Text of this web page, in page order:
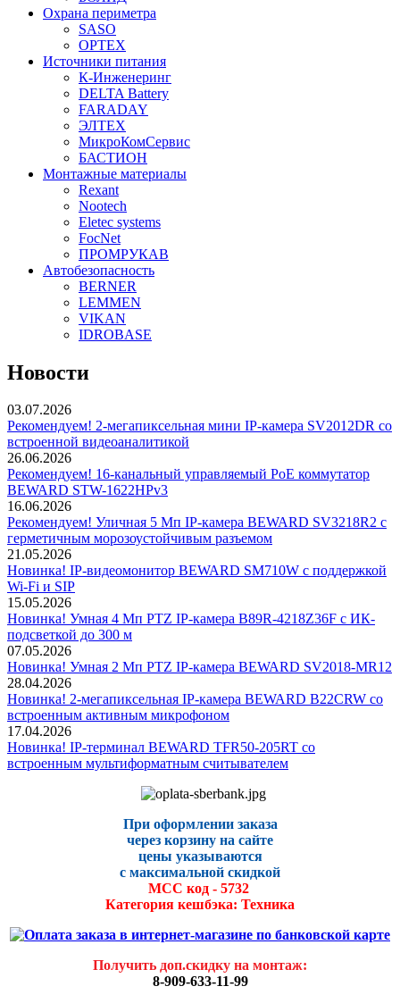
Охрана периметра
SASO
OPTEX
Источники питания
К-Инженеринг
DELTA Battery
FARADAY
ЭЛТЕХ
МикроКомСервис
БАСТИОН
Монтажные материалы
Rexant
Nootech
Eletec systems
FocNet
ПРОМРУКАВ
Автобезопасность
BERNER
LEMMEN
VIKAN
IDROBASE
Новости
03.07.2026
Рекомендуем! 2-мегапиксельная мини IP-камера SV2012DR со
встроенной видеоаналитикой
26.06.2026
Рекомендуем! 16-канальный управляемый PoE коммутатор
BEWARD STW-1622HPv3
16.06.2026
Рекомендуем! Уличная 5 Мп IP-камера BEWARD SV3218R2 с
герметичным морозоустойчивым разъемом
21.05.2026
Новинка! IP-видеомонитор BEWARD SM710W с поддержкой
Wi-Fi и SIP
15.05.2026
Новинка! Умная 4 Мп PTZ IP-камера B89R-4218Z36F с ИК-
подсветкой до 300 м
07.05.2026
Новинка! Умная 2 Мп PTZ IP-камера BEWARD SV2018-MR12
28.04.2026
Новинка! 2-мегапиксельная IP-камера BEWARD B22CRW со
встроенным активным микрофоном
17.04.2026
Новинка! IP-терминал BEWARD TFR50-205RT со
встроенным мультиформатным считывателем
При оформлении заказа
через корзину на сайте
цены указываются
с максимальной скидкой
МСС код - 5732
Категория кешбэка: Техника
Получить доп.скидку на монтаж:
8-909-633-11-99